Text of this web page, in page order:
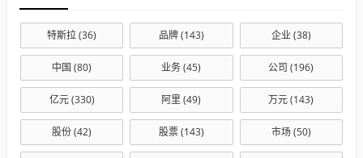
特斯拉(36) 品牌(143) 企业(38)
中国 (80) 业务(45) 公司 (196)
亿元(330) 阿里 (49) 万元(143)
股份(42) 股票(143) 市场(50)